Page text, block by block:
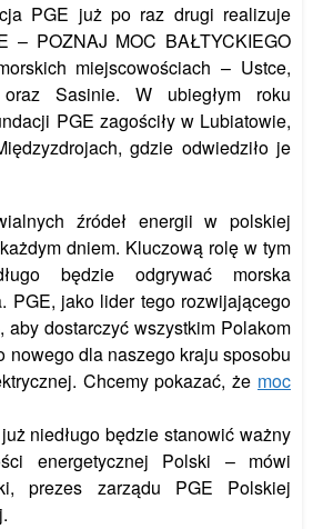
PGE już po raz drugi realizuje
– POZNAJ MOC BAŁTYCKIEGO
miejscowościach– Ustce,
Sasinie. W ubiegłym roku
PGE zagościły w Lubiatowie,
gdzie odwiedziło je
źródeł energii w polskiej
dniem. Kluczową rolę w tym
będzie odgrywać morska
PGE, jako lider tego rozwijającego
aby dostarczyć wszystkim Polakom
nowego dla naszego kraju sposobu
Chcemy pokazać, że moc
niedługo będzie stanowić ważny
energetycznej Polski – mówi
prezes zarządu PGE Polskiej